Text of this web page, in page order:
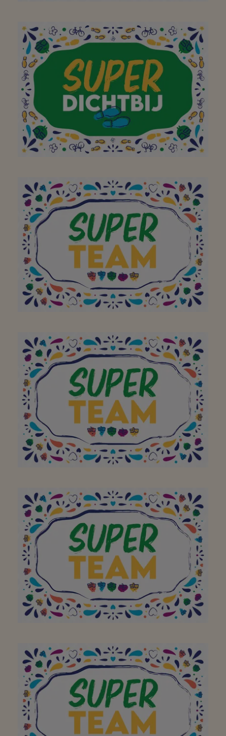
Aan mijn favoriete
buurtsuper waar ik
dagelijks verse
producten scoor om een
heerlijke maaltijd te
bereiden thuis! Bedankt!
Aan mijn favoriete
buurtsuper waar ik met
plezier, en met de fiets
of te voet,
boodschappen kan gaan
doen! Bedankt!
Aan het hele team om
van jullie buurtsuper zo
een geweldige plek te
maken. Bedankt! Doe zo
verder!
Aan het hele team om
van jullie buurtsuper zo
een geweldige plek te
maken. Bedankt! Doe zo
verder!
Altijd een welkom
gevoel in een mooie
winkel met ruim aanbod
verse producten!